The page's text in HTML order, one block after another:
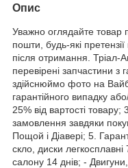
Опис
Уважно оглядайте товар
пошти, будь-які
після отримання. Тріал-
перевірені запчастини
здійснюймо фото на
гарантійного випадку
25% від вартості
замовлення завдяки
Пощой і Діавері; 5.
скло, диски легкосплавні
салону 14 днів; -